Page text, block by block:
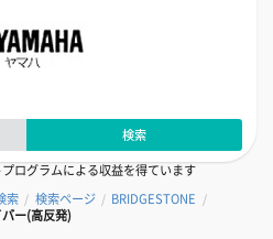
検索
ログラムによる収益を得ています
索 / 検索ページ / BRIDGESTONE /
ー(高反発)